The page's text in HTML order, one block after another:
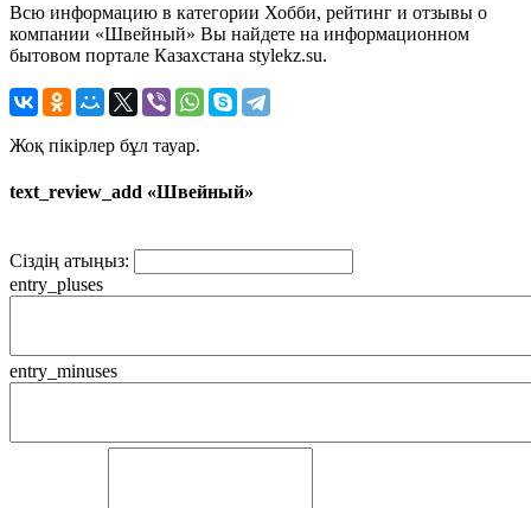
Всю информацию в категории Хобби, рейтинг и отзывы о
компании «Швейный» Вы найдете на информационном
бытовом портале Казахстана stylekz.su.
Жоқ пікірлер бұл тауар.
text_review_add «Швейный»
Сіздің атыңыз:
entry_pluses
entry_minuses